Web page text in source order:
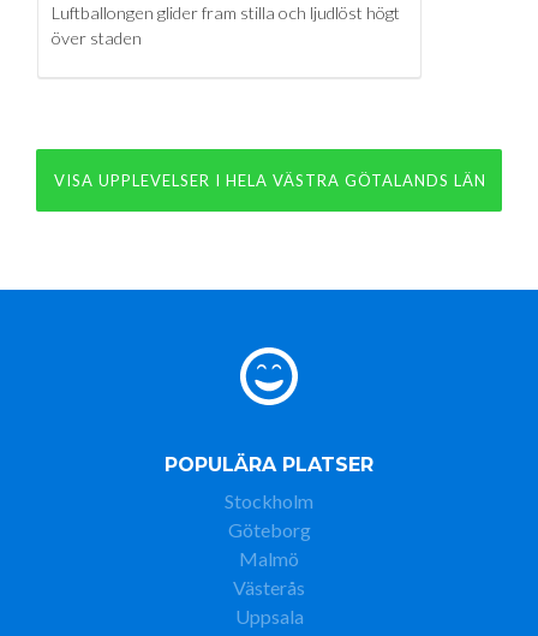
Luftballongen glider fram stilla och ljudlöst högt
över staden
VISA UPPLEVELSER I HELA VÄSTRA GÖTALANDS LÄN
POPULÄRA PLATSER
Stockholm
Göteborg
Malmö
Västerås
Uppsala